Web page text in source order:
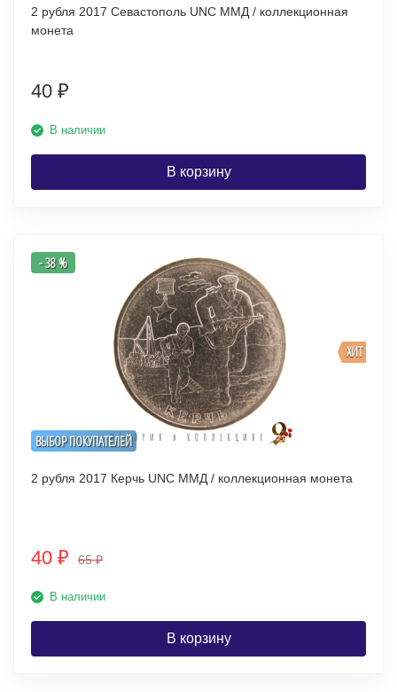
2 рубля 2017 Севастополь UNC ММД / коллекционная
монета
40 ₽
В наличии
В корзину
ВЫБОР ПОКУПАТЕЛЕЙ
ХИТ
- 38 %
2 рубля 2017 Керчь UNC ММД / коллекционная монета
40 ₽ 65₽
В наличии
В корзину